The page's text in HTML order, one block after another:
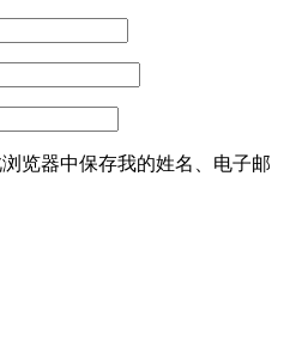
览器中保存我的姓名、电子邮